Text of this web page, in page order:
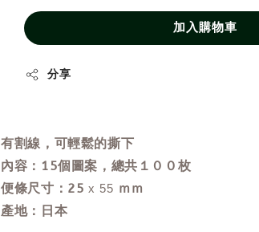
加入購物車
分享
有割線，可輕鬆的撕下
內容：15個圖案，總共１００枚
便條尺寸：25 x 55 ｍｍ
產地：日本